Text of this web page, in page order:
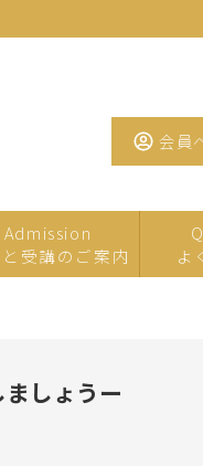
会員
Admission
受講のご案内
よ
しょうー